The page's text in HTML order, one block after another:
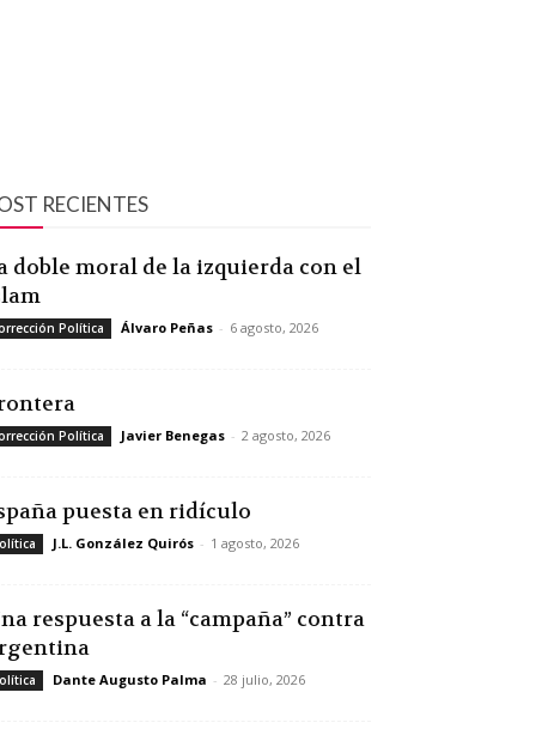
RECIENTES
doble moral de la izquierda con el
Política Álvaro Peñas - 6 agosto, 2026
Política Javier Benegas - 2 agosto, 2026
puesta en ridículo
J.L. González Quirós - 1 agosto, 2026
respuesta a la “campaña” contra
Dante Augusto Palma - 28 julio, 2026